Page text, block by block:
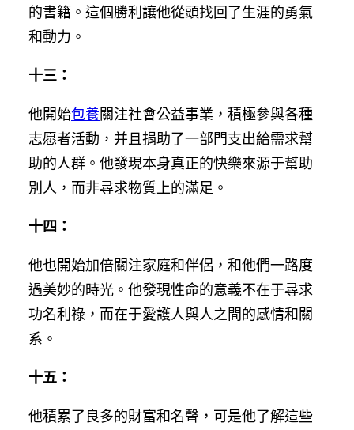
的書籍。這個勝利讓他從頭找回了生涯的勇氣
和動力。
十三：
他開始包養關注社會公益事業，積極參與各種
志愿者活動，并且捐助了一部門支出給需求幫
助的人群。他發現本身真正的快樂來源于幫助
別人，而非尋求物質上的滿足。
十四：
他也開始加倍關注家庭和伴侶，和他們一路度
過美妙的時光。他發現性命的意義不在于尋求
功名利祿，而在于愛護人與人之間的感情和關
系。
十五：
他積累了良多的財富和名聲，可是他了解這些